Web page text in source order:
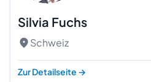
Silvia Fuchs
Schweiz
Zur Detailseite →